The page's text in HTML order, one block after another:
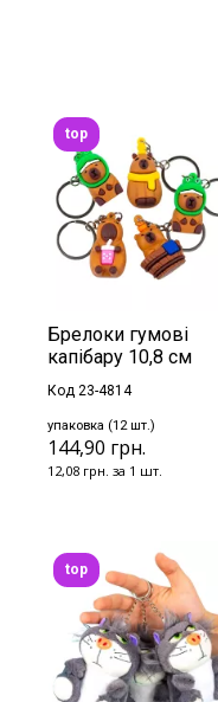
Брелоки гумові
капібару 10,8 см
Код 23-4814
упаковка (12 шт.)
144,90 грн.
12,08 грн. за 1 шт.
top
top